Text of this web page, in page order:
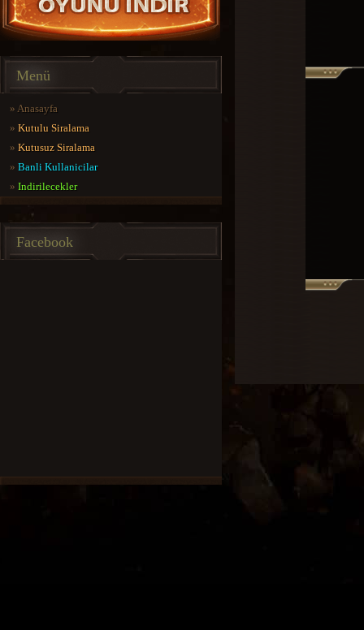
Menü
» Anasayfa
» Kutulu Siralama
» Kutusuz Siralama
» Banli Kullanicilar
» Indirilecekler
Facebook